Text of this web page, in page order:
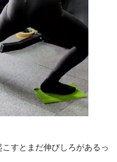
すとまだ伸びしろがあるっ